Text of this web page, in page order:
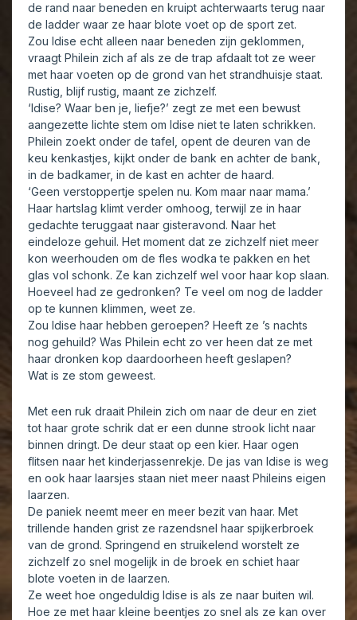
de rand naar beneden en kruipt achterwaarts terug naar
de ladder waar ze haar blote voet op de sport zet.
Zou Idise echt alleen naar beneden zijn geklommen,
vraagt Philein zich af als ze de trap afdaalt tot ze weer
met haar voeten op de grond van het strandhuisje staat.
Rustig, blijf rustig, maant ze zichzelf.
‘Idise? Waar ben je, liefje?’ zegt ze met een bewust
aangezette lichte stem om Idise niet te laten schrikken.
Philein zoekt onder de tafel, opent de deuren van de
keu kenkastjes, kijkt onder de bank en achter de bank,
in de badkamer, in de kast en achter de haard.
‘Geen verstoppertje spelen nu. Kom maar naar mama.’
Haar hartslag klimt verder omhoog, terwijl ze in haar
gedachte teruggaat naar gisteravond. Naar het
eindeloze gehuil. Het moment dat ze zichzelf niet meer
kon weerhouden om de fles wodka te pakken en het
glas vol schonk. Ze kan zichzelf wel voor haar kop slaan.
Hoeveel had ze gedronken? Te veel om nog de ladder
op te kunnen klimmen, weet ze.
Zou Idise haar hebben geroepen? Heeft ze ’s nachts
nog gehuild? Was Philein echt zo ver heen dat ze met
haar dronken kop daardoorheen heeft geslapen?
Wat is ze stom geweest.
Met een ruk draait Philein zich om naar de deur en ziet
tot haar grote schrik dat er een dunne strook licht naar
binnen dringt. De deur staat op een kier. Haar ogen
flitsen naar het kinderjassenrekje. De jas van Idise is weg
en ook haar laarsjes staan niet meer naast Phileins eigen
laarzen.
De paniek neemt meer en meer bezit van haar. Met
trillende handen grist ze razendsnel haar spijkerbroek
van de grond. Springend en struikelend worstelt ze
zichzelf zo snel mogelijk in de broek en schiet haar
blote voeten in de laarzen.
Ze weet hoe ongeduldig Idise is als ze naar buiten wil.
Hoe ze met haar kleine beentjes zo snel als ze kan over